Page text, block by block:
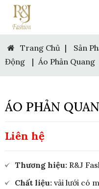
Trang Chủ | Sản
Động
| Áo Phản Quang
ÁO PHẢN
Liên hệ
Thương hiệu: R&J
Chất liệu: vải lưới có